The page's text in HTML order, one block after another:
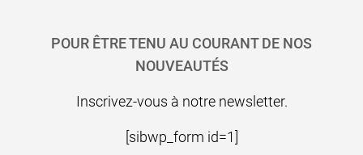
POUR ÊTRE TENU AU COURANT DE NOS
NOUVEAUTÉS
Inscrivez-vous à notre newsletter.
[sibwp_form id=1]